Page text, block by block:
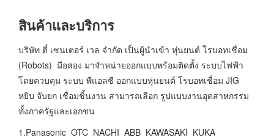
สินค้าและบริการ
บริษัท ตี๋ เซนเตอร์ เวล จำกัด เป็นผู้นำเข้า หุ่นยนต์ โรบอทเชื่อม
(Robots) มือสอง มาจำหน่ายออกแบบพร้อมติดตั้ง ระบบไฟฟ้า
โดยควบคุม ระบบ พีแอลซี ออกแบบหุ่นยนต์ โรบอทเชื่อม JIG
หยิบ จับยก เชื่อมชิ้นงาน สามารถเลือก รูปแบบงานอุตสาหกรรม
ทั้งภาครัฐและเอกชน
1.Panasonic OTC NACHI ABB KAWASAKI KUKA